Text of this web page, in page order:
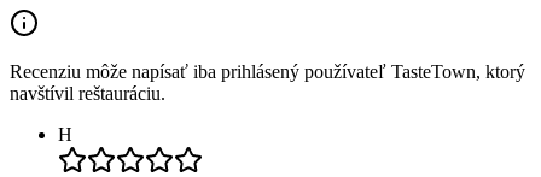
Recenziu môže napísať iba prihlásený používateľ TasteTown, ktorý
navštívil reštauráciu.
H